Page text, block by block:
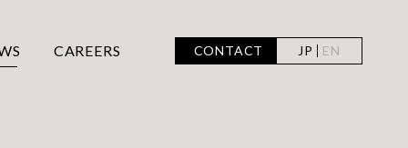
CAREERS CONTACT EN
JP